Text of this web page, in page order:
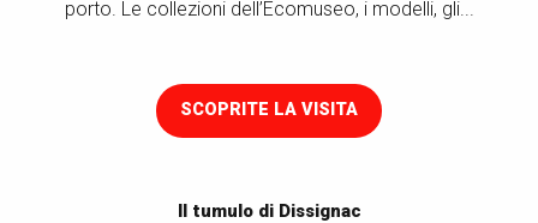
porto. Le collezioni dell’Ecomuseo, i modelli, gli...
SCOPRITE LA VISITA
Il tumulo di Dissignac